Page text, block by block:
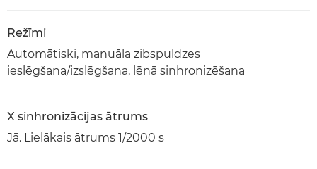
Režīmi
Automātiski, manuāla zibspuldzes
ieslēgšana/izslēgšana, lēnā sinhronizēšana
X sinhronizācijas ātrums
Jā. Lielākais ātrums 1/2000 s